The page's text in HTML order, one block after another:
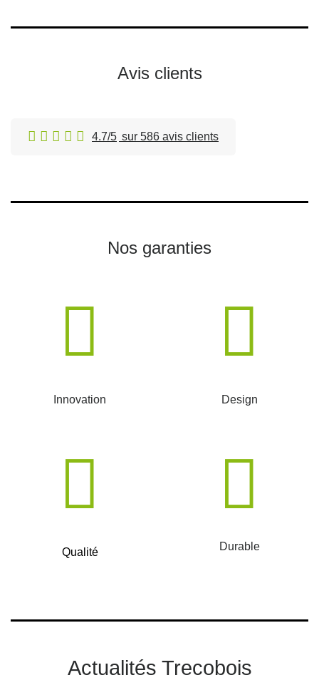
Avis clients
4.7/5 sur 586 avis clients
Nos garanties
Innovation Design
Qualité Durable
Actualités Trecobois